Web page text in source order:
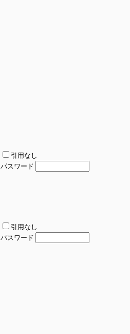
引用なし
パスワード
引用なし
パスワード